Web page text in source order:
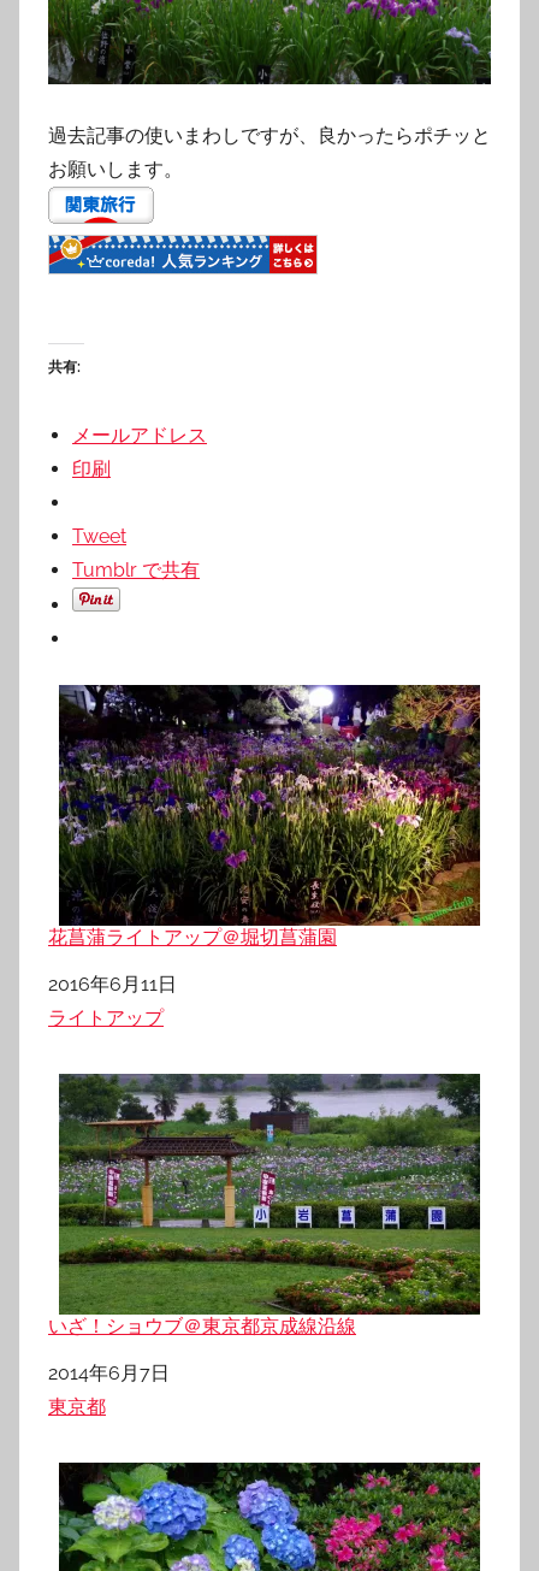
過去記事の使いまわしですが、良かったらポチッと
お願いします。
共有:
メールアドレス
印刷
Tweet
Tumblr で共有
花菖蒲ライトアップ＠堀切菖蒲園
日付
2016年6月11日
関連理由
ライトアップ
いざ！ショウブ＠東京都京成線沿線
日付
2014年6月7日
関連理由
東京都